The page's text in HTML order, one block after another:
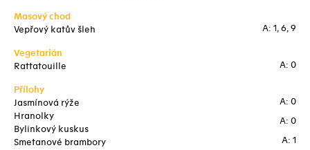
Masový chod
Vepřový katův šleh
A: 1, 6, 9
Vegetarián
Rattatouille
A: 0
Přílohy
Jasmínová rýže
Hranolky
Bylinkový kuskus
Smetanové brambory
A: 0
A: 0
A: 1